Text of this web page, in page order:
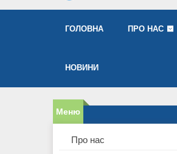
ГОЛОВНА ПРО НАС
НОВИНИ
Про нас